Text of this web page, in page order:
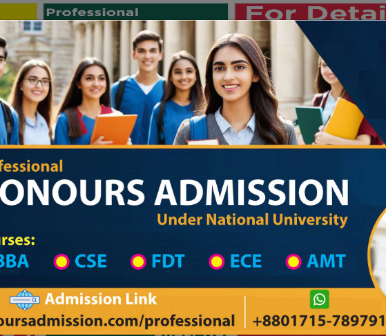
Public University Private University International University University College
জাতীয় বিশ্ববিদ্যালয় ২০২৫-২৬
Division List
Private University Admission